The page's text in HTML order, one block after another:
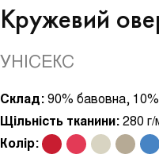
Кружевий
УНІСЕКС
Склад: 90% бавовна, 10%
Щільність тканини: 280
Колір: